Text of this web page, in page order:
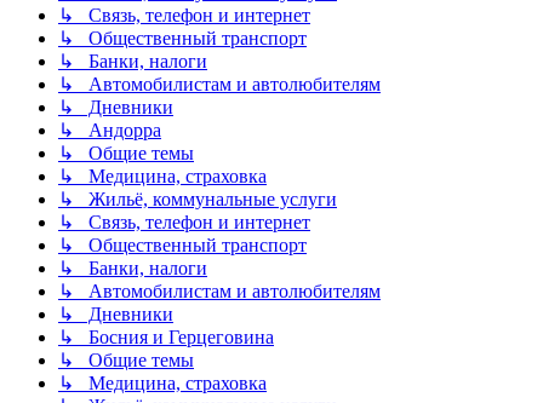
↳ Связь, телефон и интернет
↳ Общественный транспорт
↳ Банки, налоги
↳ Автомобилистам и автолюбителям
↳ Дневники
↳ Андорра
↳ Общие темы
↳ Медицина, страховка
↳ Жильё, коммунальные услуги
↳ Связь, телефон и интернет
↳ Общественный транспорт
↳ Банки, налоги
↳ Автомобилистам и автолюбителям
↳ Дневники
↳ Босния и Герцеговина
↳ Общие темы
↳ Медицина, страховка